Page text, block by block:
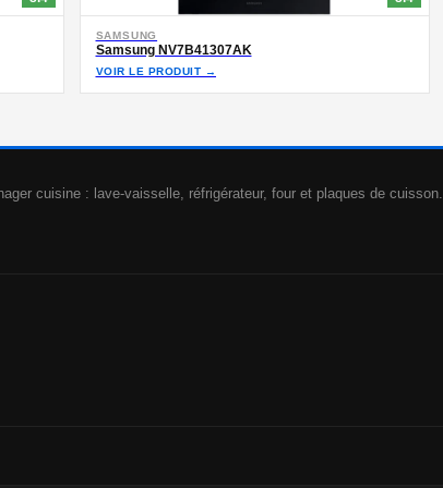
SAMSUNG
Samsung NV7B41307AK
VOIR LE PRODUIT →
cuisine : lave-vaisselle, réfrigérateur, four et plaques de cuisson.